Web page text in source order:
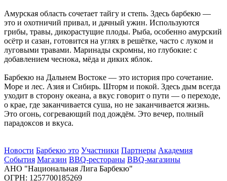
Амурская область сочетает тайгу и степь. Здесь барбекю —
это и охотничий привал, и дачный ужин. Используются
грибы, травы, дикорастущие плоды. Рыба, особенно амурский
осётр и сазан, готовится на углях в решётке, часто с луком и
луговыми травами. Маринады скромны, но глубокие: с
добавлением чеснока, мёда и диких яблок.
Барбекю на Дальнем Востоке — это история про сочетание.
Море и лес. Азия и Сибирь. Шторм и покой. Здесь дым всегда
уходит в сторону океана, а вкус говорит о пути — о переходе,
о крае, где заканчивается суша, но не заканчивается жизнь.
Это огонь, согревающий под дождём. Это вечер, полный
парадоксов и вкуса.
Новости Барбекю это Участники Партнеры Академия
События Магазин BBQ-рестораны BBQ-магазины
АНО "Национальная Лига Барбекю"
ОГРН: 1257700185269